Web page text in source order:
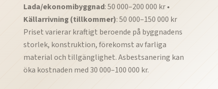
Lada/ekonomibyggnad: 50 000–200 000 kr •
Källarrivning (tillkommer): 50 000–150 000 kr
Priset varierar kraftigt beroende på byggnadens
storlek, konstruktion, förekomst av farliga
material och tillgänglighet. Asbestsanering kan
öka kostnaden med 30 000–100 000 kr.